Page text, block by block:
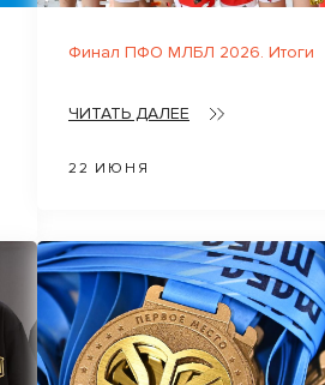
Финал ПФО МЛБЛ 2026. Итоги
ЧИТАТЬ ДАЛЕЕ
22 ИЮНЯ